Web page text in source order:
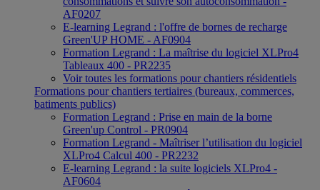
AF0207
E-learning Legrand : l'offre de bornes de recharge
Green'UP HOME - AF0904
Formation Legrand : La maîtrise du logiciel XLPro4
Tableaux 400 - PR2235
Voir toutes les formations pour chantiers résidentiels
Formations pour chantiers tertiaires (bureaux, commerces,
batiments publics)
Formation Legrand : Prise en main de la borne
Green'up Control - PR0904
Formation Legrand - Maîtriser l’utilisation du logiciel
XLPro4 Calcul 400 - PR2232
E-learning Legrand : la suite logiciels XLPro4 -
AF0604